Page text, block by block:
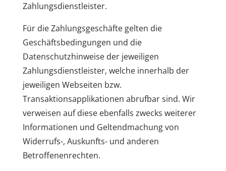
Zahlungsdienstleister.
Für die Zahlungsgeschäfte gelten die
Geschäftsbedingungen und die
Datenschutzhinweise der jeweiligen
Zahlungsdienstleister, welche innerhalb der
jeweiligen Webseiten bzw.
Transaktionsapplikationen abrufbar sind. Wir
verweisen auf diese ebenfalls zwecks weiterer
Informationen und Geltendmachung von
Widerrufs-, Auskunfts- und anderen
Betroffenenrechten.